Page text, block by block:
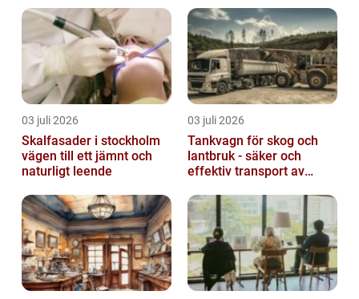
03 juli 2026
Skalfasader i stockholm
vägen till ett jämnt och
naturligt leende
03 juli 2026
Tankvagn för skog och
lantbruk - säker och
effektiv transport av